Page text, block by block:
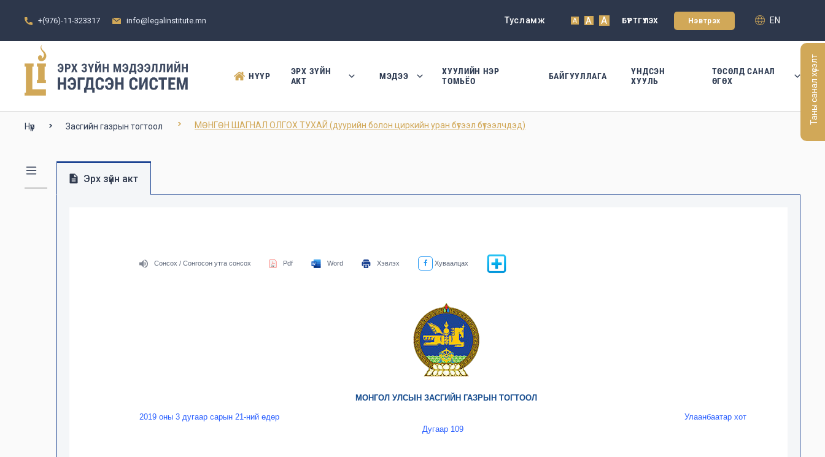
+(976)-11-323317 info@legalinstitute.mn Тусламж A A A БҮРТГҮҮЛЭХ Нэвтрэх EN
НҮҮР
ЭРХ ЗҮЙН
АКТ
МЭДЭЭ
ХУУЛИЙН НЭР
ТОМЬЁО
БАЙГУУЛЛАГА
ҮНДСЭН
ХУУЛЬ
ТӨСӨЛД САНАЛ
ӨГӨХ
Нүүр Засгийн газрын тогтоол МӨНГӨН ШАГНАЛ ОЛГОХ ТУХАЙ (дуурийн болон циркийн уран бүтээл бүтээлчдэд)
Эрх зүйн акт
Сонсох / Сонгосон утга сонсох Pdf Word Хэвлэх Хуваалцах
МОНГОЛ УЛСЫН ЗАСГИЙН ГАЗРЫН ТОГТООЛ
2019 оны 3 дугаар сарын 21-ний өдөр
Дугаар 109
Улаанбаатар хот
Таны санал хүсэлт